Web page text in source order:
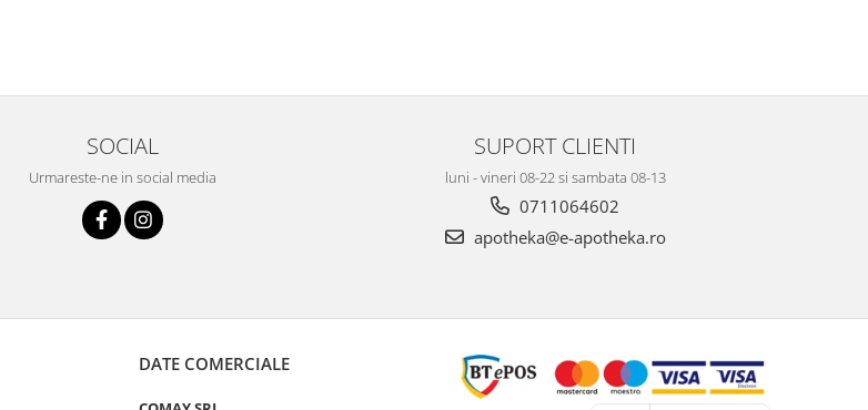
SOCIAL
Urmareste-ne in social media
SUPORT CLIENTI
luni - vineri 08-22 si sambata 08-13
0711064602
apotheka@e-apotheka.ro
DATE COMERCIALE